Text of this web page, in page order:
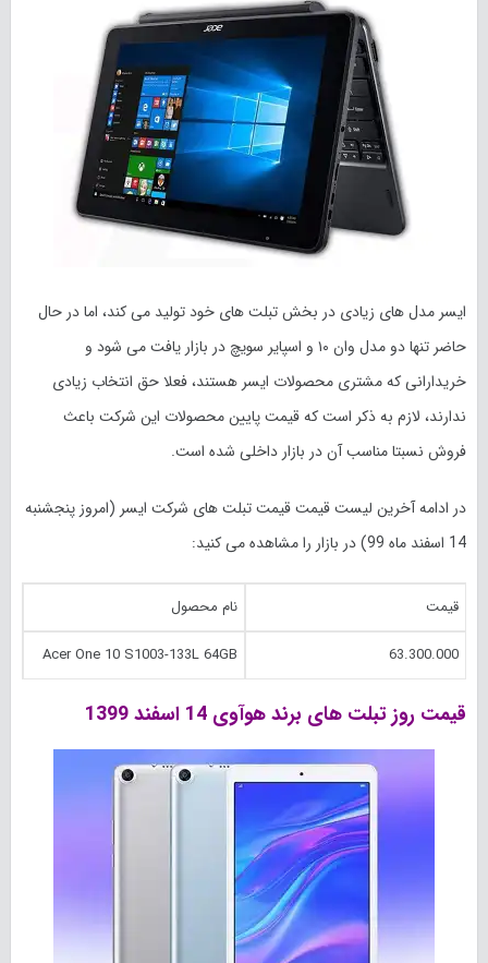
ایسر مدل های زیادی در بخش تبلت های خود تولید می کند، اما در حال
حاضر تنها دو مدل وان ۱۰ و اسپایر سویچ در بازار یافت می شود و
خریدارانی که مشتری محصولات ایسر هستند، فعلا حق انتخاب زیادی
ندارند، لازم به ذکر است که قیمت پایین محصولات این شرکت باعث
فروش نسبتا مناسب آن در بازار داخلی شده است.
در ادامه آخرین لیست قیمت قیمت تبلت های شرکت ایسر (امروز پنجشنبه
14 اسفند ماه 99) در بازار را مشاهده می کنید:
قیمت نام محصول
63.300.000
Acer One 10 S1003-133L 64GB
قیمت روز تبلت های برند هوآوی 14 اسفند 1399